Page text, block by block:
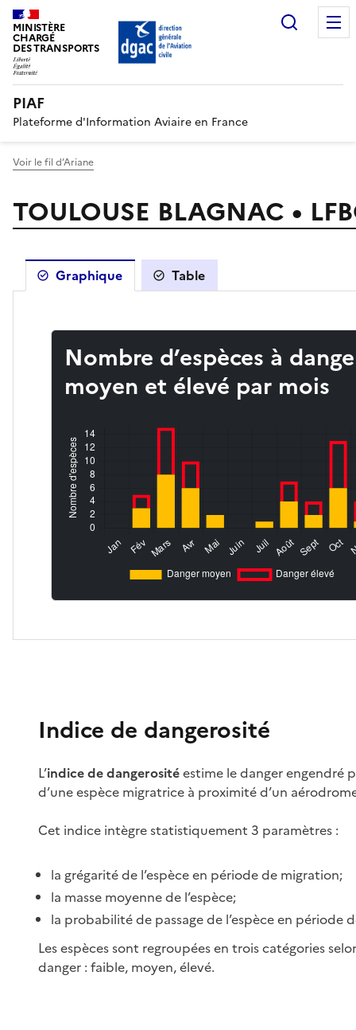
MINISTÈRE
CHARGÉ
DES TRANSPORTS
PIAF
Plateforme d'Information Aviaire en France
Voir le fil d’Ariane
TOULOUSE BLAGNAC •
Graphique Table
Nombre d’espèces à
moyen et élevé par mois
Indice de dangerosité
L’indice de dangerositéestime le danger engendré
d’une espèce migratrice à proximité d’un
Cet indice intègre statistiquement 3 paramètres :
la grégarité de l’espèce en période de migration;
la masse moyenne de l’espèce;
la probabilité de passage de l’espèce en période
Les espèces sont regroupées en trois catégories
danger : faible, moyen, élevé.